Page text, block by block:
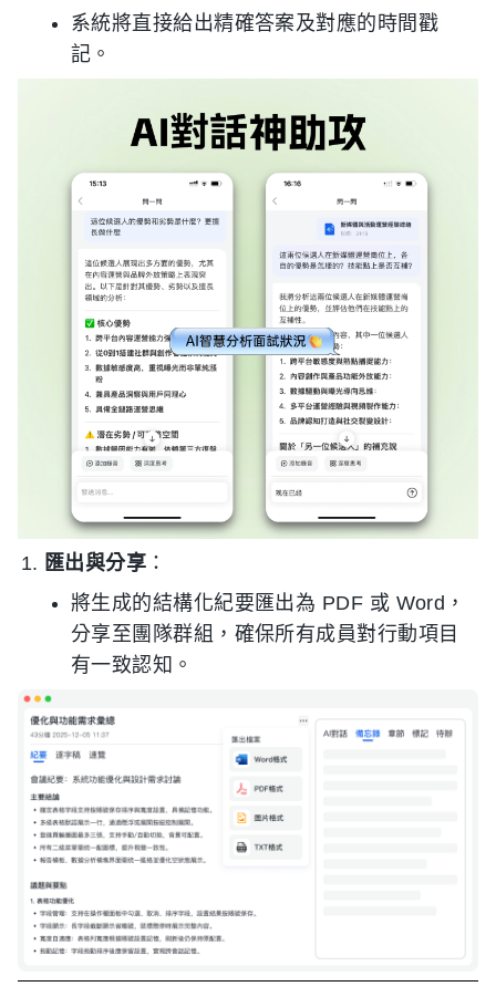
系統將直接給出精確答案及對應的時間戳
記。
匯出與分享 ：
將生成的結構化紀要匯出為 PDF 或 Word，
分享至團隊群組，確保所有成員對行動項目
有一致認知。